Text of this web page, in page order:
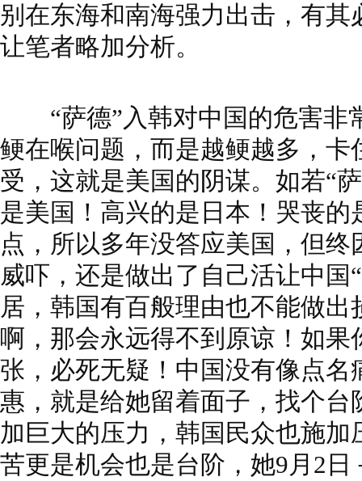
别在东海和南海强力出击，有
让笔者略加分析。
“萨德”入韩对中国的危害非
鲠在喉问题，而是越鲠越多，卡
受，这就是美国的阴谋。如若“
是美国！高兴的是日本！哭丧的
点，所以多年没答应美国，但
威吓，还是做出了自己活让中国
居，韩国有百般理由也不能做
啊，那会永远得不到原谅！如果
张，必死无疑！中国没有像点名
惠，就是给她留着面子，找个台
加巨大的压力，韩国民众也施
苦更是机会也是台阶，她9月2